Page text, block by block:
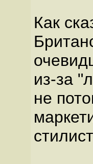
Как
из-за
не